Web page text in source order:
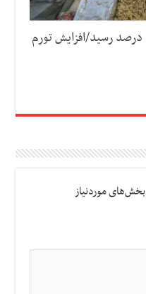
تورم نقطه‌به‌نقطه خدمات به ۵۸ درصد رسید/افزایش تورم
بخش‌های موردنیاز